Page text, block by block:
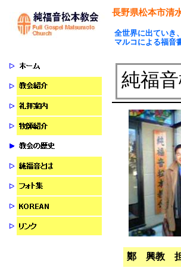
純福
長野県松本市清
全世界に出ていき
マルコによる福音
鄭 興教 担